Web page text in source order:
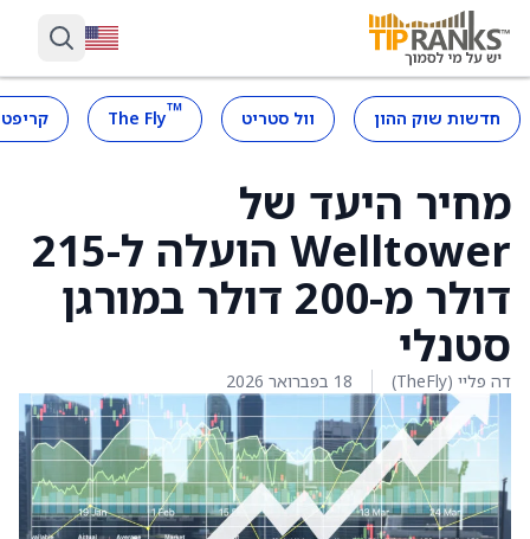
חדשות שוק ההון וול סטריט ™
The Fly
מחיר היעד של
Welltower הועלה ל-215
דולר מ-200 דולר במורגן
סטנלי
דה פליי (TheFly) 18 בפברואר 2026